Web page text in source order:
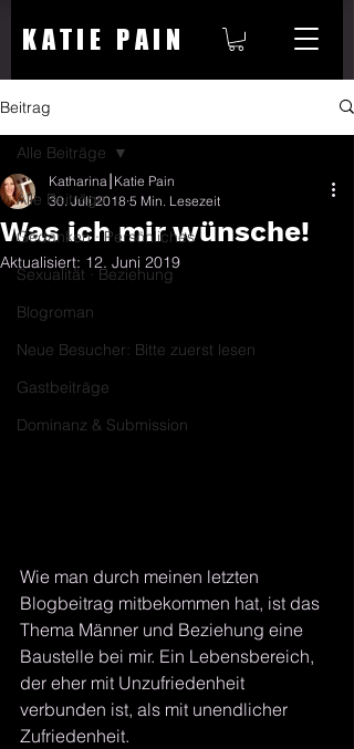
KATIE PAIN
Beitrag
Alle Beiträge
Gedanken ∙ Persönliches
Sexualität ∙ Beziehung
Blogroman
Neue Besucher: Bitte zuerst lesen
Gastbeiträge
Dominanz & Submission
Alle Beiträge
Was ich mir wünsche!
Katharina⎮Katie Pain
30. Juli 2018 5 Min. Lesezeit
Aktualisiert: 12. Juni 2019
Wie man durch meinen letzten
Blogbeitrag mitbekommen hat, ist das
Thema Männer und Beziehung eine
Baustelle bei mir. Ein Lebensbereich,
der eher mit Unzufriedenheit
verbunden ist, als mit unendlicher
Zufriedenheit.